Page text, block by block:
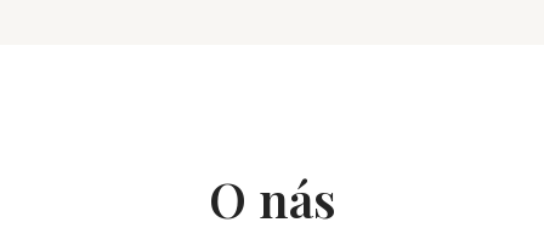
O nás